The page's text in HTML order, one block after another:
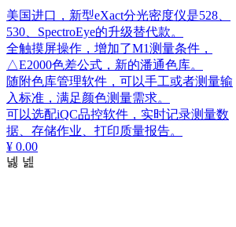
美国进口，新型eXact分光密度仪是528、
530、SpectroEye的升级替代款。
全触摸屏操作，增加了M1测量条件，
△E2000色差公式，新的潘通色库。
随附色库管理软件，可以手工或者测量输
入标准，满足颜色测量需求。
可以选配iQC品控软件，实时记录测量数
据、存储作业、打印质量报告。
¥ 0.00
넳 넲